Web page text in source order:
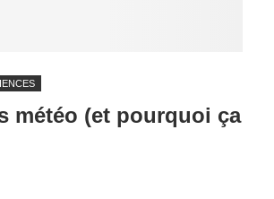
météo (et pourquoi ça